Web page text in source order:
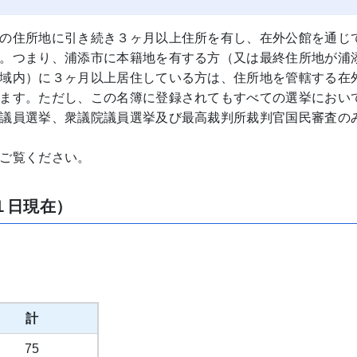
所地に引き続き３ヶ月以上住所を有し、在外公館を通じ
つまり、浦添市に本籍地を有する方（又は最終住所地が浦
内）に３ヶ月以上居住している方は、住所地を管轄する在
す。ただし、この名簿に登録されてもすべての選挙におい
員選挙、衆議院議員選挙及び最高裁判所裁判官国民審査の
覧ください。
現在）
計
75